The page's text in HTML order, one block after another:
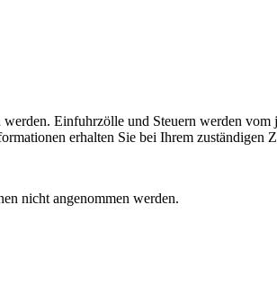
Einfuhrzölle und Steuern werden
erhalten Sie bei Ihrem zuständigen
nicht angenommen werden.